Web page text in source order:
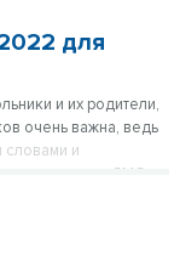
для
и их родители,
очень важна, ведь
словами и
соцсетях или СМС–